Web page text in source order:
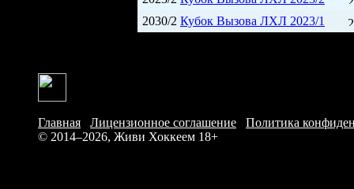
2030/2 Кубок Вызова ЛХЛ 2023/1
Главная Лицензионное соглашение
Политика
© 2014–2026, Живи Хоккеем 18+